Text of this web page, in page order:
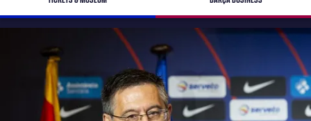
PLUSICON
LABEL.ARIA.PLUS
トップチーム